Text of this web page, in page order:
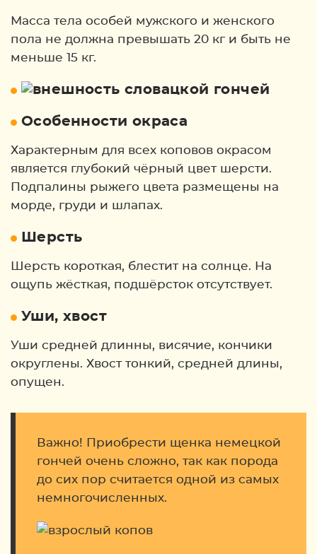
Масса тела особей мужского и женского
пола не должна превышать 20 кг и быть не
меньше 15 кг.
Особенности окраса
Характерным для всех коповов окрасом
является глубокий чёрный цвет шерсти.
Подпалины рыжего цвета размещены на
морде, груди и шлапах.
Шерсть
Шерсть короткая, блестит на солнце. На
ощупь жёсткая, подшёрсток отсутствует.
Уши, хвост
Уши средней длинны, висячие, кончики
округлены. Хвост тонкий, средней длины,
опущен.
Важно! Приобрести щенка немецкой
гончей очень сложно, так как порода
до сих пор считается одной из самых
немногочисленных.